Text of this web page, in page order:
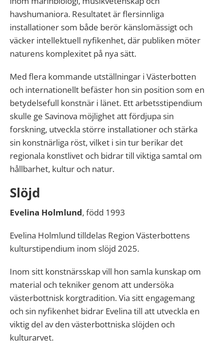
havshumaniora. Resultatet är flersinnliga
installationer som både berör känslomässigt och
väcker intellektuell nyfikenhet, där publiken möter
naturens komplexitet på nya sätt.
Med flera kommande utställningar i Västerbotten
och internationellt befäster hon sin position som en
betydelsefull konstnär i länet. Ett arbetsstipendium
skulle ge Savinova möjlighet att fördjupa sin
forskning, utveckla större installationer och stärka
sin konstnärliga röst, vilket i sin tur berikar det
regionala konstlivet och bidrar till viktiga samtal om
hållbarhet, kultur och natur.
Slöjd
Evelina Holmlund, född 1993
Evelina Holmlund tilldelas Region Västerbottens
kulturstipendium inom slöjd 2025.
Inom sitt konstnärsskap vill hon samla kunskap om
material och tekniker genom att undersöka
västerbottnisk korgtradition. Via sitt engagemang
och sin nyfikenhet bidrar Evelina till att utveckla en
viktig del av den västerbottniska slöjden och
kulturarvet.